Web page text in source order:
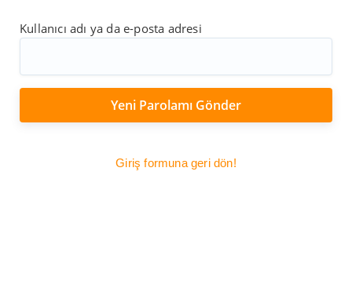
Kullanıcı adı ya da e-posta adresi
Giriş formuna geri dön!